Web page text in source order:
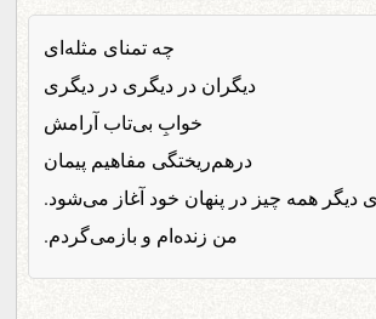
چه تمنای مثله‌ای
دیگران در دیگری در دیگری
خوابِ بی‌تاب آرامش
درهم‌ریختگی مفاهیم پیمان
دیگر همه چیز در پنهان خود آغاز می‌شود.
من زنده‌ام و بازمی‌گردم.